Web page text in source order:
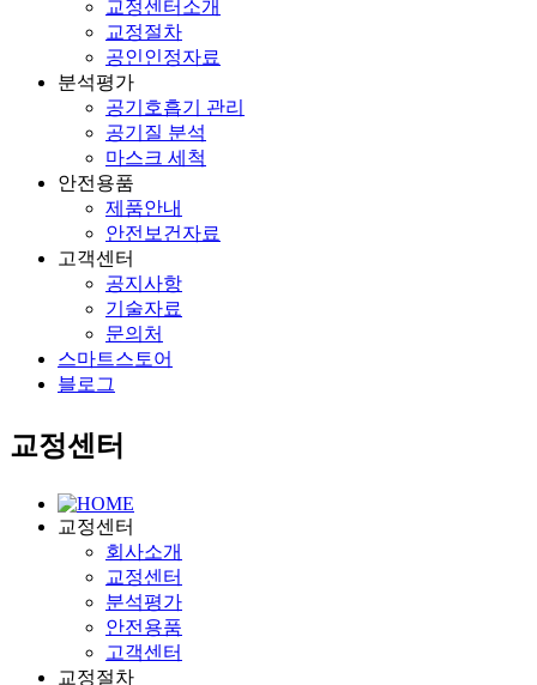
교정센터소개
교정절차
공인인정자료
분석평가
공기호흡기 관리
공기질 분석
마스크 세척
안전용품
제품안내
안전보건자료
고객센터
공지사항
기술자료
문의처
스마트스토어
블로그
교정센터
교정센터
회사소개
교정센터
분석평가
안전용품
고객센터
교정절차